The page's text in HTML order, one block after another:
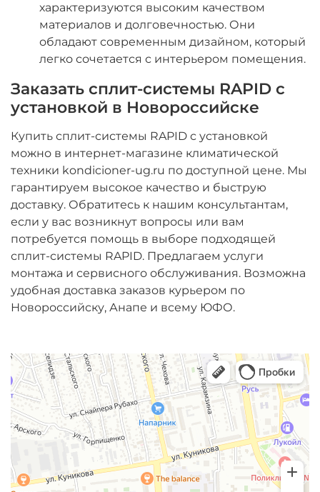
характеризуются высоким качеством
материалов и долговечностью. Они
обладают современным дизайном, который
легко сочетается с интерьером помещения.
Заказать сплит-системы RAPID с
установкой в Новороссийске
Купить сплит-системы RAPID с установкой
можно в интернет-магазине климатической
техники kondicioner-ug.ru по доступной цене. Мы
гарантируем высокое качество и быструю
доставку. Обратитесь к нашим консультантам,
если у вас возникнут вопросы или вам
потребуется помощь в выборе подходящей
сплит-системы RAPID. Предлагаем услуги
монтажа и сервисного обслуживания. Возможна
удобная доставка заказов курьером по
Новороссийску, Анапе и всему ЮФО.